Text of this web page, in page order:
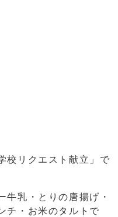
校リクエスト献立」で
牛乳・とりの唐揚げ・
チ・お米のタルトで